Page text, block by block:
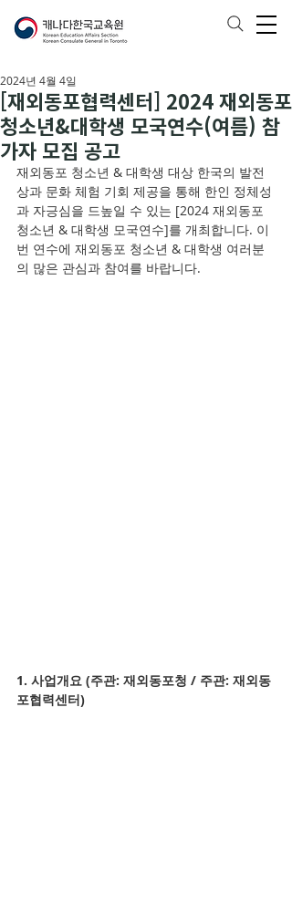
[재외동포협력센터] 2024 재외동포
청소년&대학생 모국연수(여름) 참
가자 모집 공고
2024년 4월 4일
재외동포 청소년 & 대학생 대상 한국의 발전
상과 문화 체험 기회 제공을 통해 한인 정체성
과 자긍심을 드높일 수 있는 [2024 재외동포
청소년 & 대학생 모국연수]를 개최합니다. 이
번 연수에 재외동포 청소년 & 대학생 여러분
의 많은 관심과 참여를 바랍니다.
1. 사업개요 (주관: 재외동포청 / 주관: 재외동
포협력센터)